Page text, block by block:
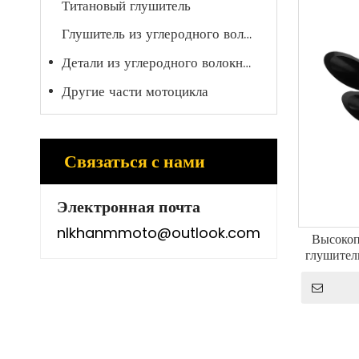
Титановый глушитель
Глушитель из углеродного волокна
Детали из углеродного волокна для мотоциклов
Другие части мотоцикла
Связаться с нами
Электронная почта
nlkhanmmoto@outlook.com
из